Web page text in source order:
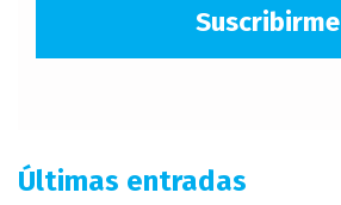
Suscribirme
Últimas entradas